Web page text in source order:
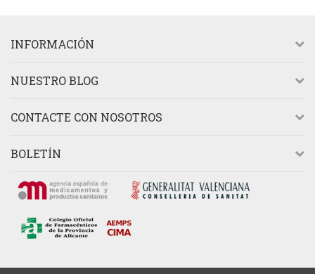
INFORMACIÓN
NUESTRO BLOG
CONTACTE CON NOSOTROS
BOLETÍN